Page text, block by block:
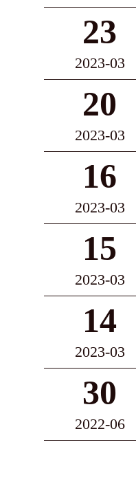
23
2023-03
20
2023-03
16
2023-03
15
2023-03
14
2023-03
30
2022-06